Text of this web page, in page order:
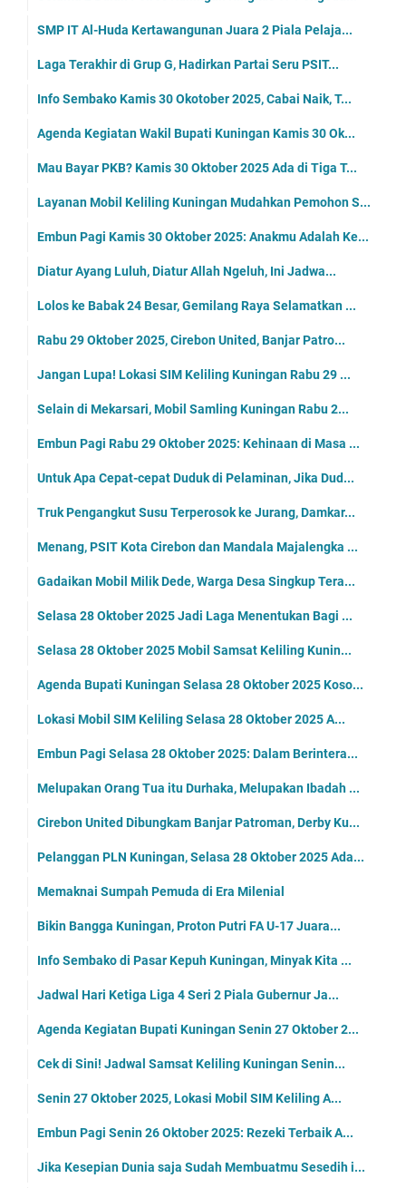
SMP IT Al-Huda Kertawangunan Juara 2 Piala Pelaja...
Laga Terakhir di Grup G, Hadirkan Partai Seru PSIT...
Info Sembako Kamis 30 Okotober 2025, Cabai Naik, T...
Agenda Kegiatan Wakil Bupati Kuningan Kamis 30 Ok...
Mau Bayar PKB? Kamis 30 Oktober 2025 Ada di Tiga T...
Layanan Mobil Keliling Kuningan Mudahkan Pemohon S...
Embun Pagi Kamis 30 Oktober 2025: Anakmu Adalah Ke...
Diatur Ayang Luluh, Diatur Allah Ngeluh, Ini Jadwa...
Lolos ke Babak 24 Besar, Gemilang Raya Selamatkan ...
Rabu 29 Oktober 2025, Cirebon United, Banjar Patro...
Jangan Lupa! Lokasi SIM Keliling Kuningan Rabu 29 ...
Selain di Mekarsari, Mobil Samling Kuningan Rabu 2...
Embun Pagi Rabu 29 Oktober 2025: Kehinaan di Masa ...
Untuk Apa Cepat-cepat Duduk di Pelaminan, Jika Dud...
Truk Pengangkut Susu Terperosok ke Jurang, Damkar...
Menang, PSIT Kota Cirebon dan Mandala Majalengka ...
Gadaikan Mobil Milik Dede, Warga Desa Singkup Tera...
Selasa 28 Oktober 2025 Jadi Laga Menentukan Bagi ...
Selasa 28 Oktober 2025 Mobil Samsat Keliling Kunin...
Agenda Bupati Kuningan Selasa 28 Oktober 2025 Koso...
Lokasi Mobil SIM Keliling Selasa 28 Oktober 2025 A...
Embun Pagi Selasa 28 Oktober 2025: Dalam Berintera...
Melupakan Orang Tua itu Durhaka, Melupakan Ibadah ...
Cirebon United Dibungkam Banjar Patroman, Derby Ku...
Pelanggan PLN Kuningan, Selasa 28 Oktober 2025 Ada...
Memaknai Sumpah Pemuda di Era Milenial
Bikin Bangga Kuningan, Proton Putri FA U-17 Juara...
Info Sembako di Pasar Kepuh Kuningan, Minyak Kita ...
Jadwal Hari Ketiga Liga 4 Seri 2 Piala Gubernur Ja...
Agenda Kegiatan Bupati Kuningan Senin 27 Oktober 2...
Cek di Sini! Jadwal Samsat Keliling Kuningan Senin...
Senin 27 Oktober 2025, Lokasi Mobil SIM Keliling A...
Embun Pagi Senin 26 Oktober 2025: Rezeki Terbaik A...
Jika Kesepian Dunia saja Sudah Membuatmu Sesedih i...